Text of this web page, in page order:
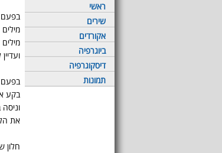
ראשי
שירים
אקורדים
ביוגרפיה
דיסקוגרפיה
תמונות
בפעם
בפעם
בקע
וניסה
את
חלון